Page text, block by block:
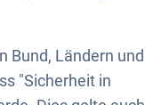
Bund, Ländern und
"Sicherheit in